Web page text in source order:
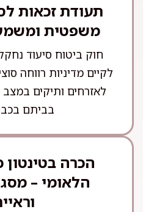
תעודת זכאות
משפטית
חוק ביטוח סיעוד
לקיים מדיניות רווחה
לאזרחים ותיקים במצב
בביתם
הכרה בטינטון
הלאומי –